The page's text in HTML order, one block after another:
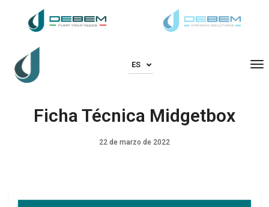
ES
Ficha Técnica Midgetbox
22 de marzo de 2022